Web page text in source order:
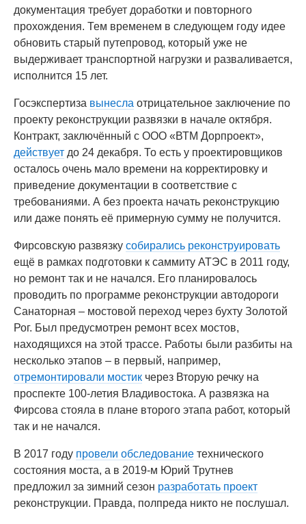
документация требует доработки и повторного
прохождения. Тем временем в следующем году идее
обновить старый путепровод, который уже не
выдерживает транспортной нагрузки и разваливается,
исполнится 15 лет.
Госэкспертиза вынесла отрицательное заключение по
проекту реконструкции развязки в начале октября.
Контракт, заключённый с ООО «ВТМ Дорпроект»,
действует до 24 декабря. То есть у проектировщиков
осталось очень мало времени на корректировку и
приведение документации в соответствие с
требованиями. А без проекта начать реконструкцию
или даже понять её примерную сумму не получится.
Фирсовскую развязку собирались реконструировать
ещё в рамках подготовки к саммиту АТЭС в 2011 году,
но ремонт так и не начался. Его планировалось
проводить по программе реконструкции автодороги
Санаторная – мостовой переход через бухту Золотой
Рог. Был предусмотрен ремонт всех мостов,
находящихся на этой трассе. Работы были разбиты на
несколько этапов – в первый, например,
отремонтировали мостик через Вторую речку на
проспекте 100-летия Владивостока. А развязка на
Фирсова стояла в плане второго этапа работ, который
так и не начался.
В 2017 году провели обследование технического
состояния моста, а в 2019-м Юрий Трутнев
предложил за зимний сезон разработать проект
реконструкции. Правда, полпреда никто не послушал.